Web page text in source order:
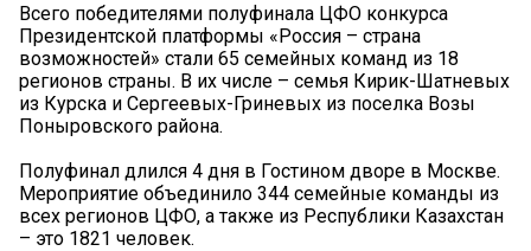
Всего победителями полуфинала ЦФО конкурса
Президентской платформы «Россия – страна
возможностей» стали 65 семейных команд из 18
регионов страны. В их числе – семья Кирик-Шатневых
из Курска и Сергеевых-Гриневых из поселка Возы
Поныровского района.
Полуфинал длился 4 дня в Гостином дворе в Москве.
Мероприятие объединило 344 семейные команды из
всех регионов ЦФО, а также из Республики Казахстан
– это 1821 человек.